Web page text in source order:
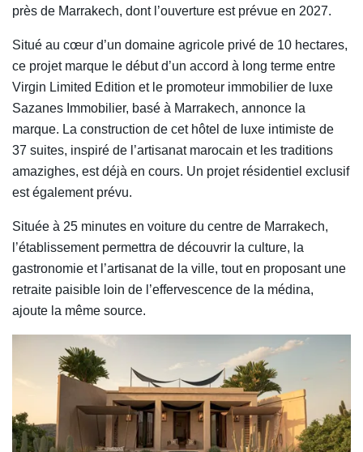
près de Marrakech, dont l’ouverture est prévue en 2027.
Situé au cœur d’un domaine agricole privé de 10 hectares,
ce projet marque le début d’un accord à long terme entre
Virgin Limited Edition et le promoteur immobilier de luxe
Sazanes Immobilier, basé à Marrakech, annonce la
marque. La construction de cet hôtel de luxe intimiste de
37 suites, inspiré de l’artisanat marocain et les traditions
amazighes, est déjà en cours. Un projet résidentiel exclusif
est également prévu.
Située à 25 minutes en voiture du centre de Marrakech,
l’établissement permettra de découvrir la culture, la
gastronomie et l’artisanat de la ville, tout en proposant une
retraite paisible loin de l’effervescence de la médina,
ajoute la même source.